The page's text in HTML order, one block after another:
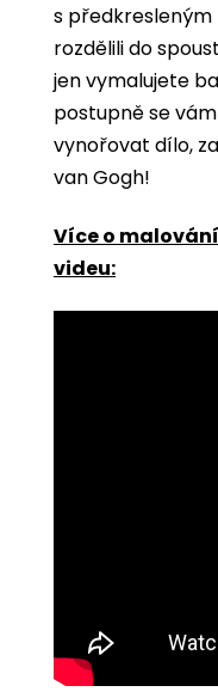
s
rozdělili do
jen vymalujete
postupně se
vynořovat dílo,
van Gogh!
Více o
videu: